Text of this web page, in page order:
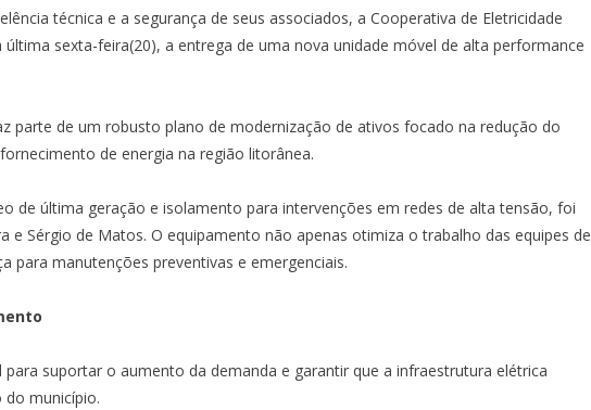
técnica e a segurança de seus associados, a Cooperativa de Eletricidade
última sexta-feira(20), a entrega de uma nova unidade móvel de alta performance
parte de um robusto plano de modernização de ativos focado na redução do
de energia na região litorânea.
de última geração e isolamento para intervenções em redes de alta tensão, foi
e Sérgio de Matos. O equipamento não apenas otimiza o trabalho das equipes de
para manutenções preventivas e emergenciais.
suportar o aumento da demanda e garantir que a infraestrutura elétrica
município.